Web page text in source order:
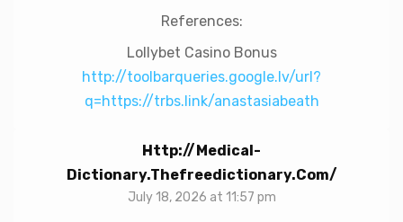
References:
Lollybet Casino Bonus
http://toolbarqueries.google.lv/url?
q=https://trbs.link/anastasiabeath
Http://medical-
Dictionary.thefreedictionary.com/
July 18, 2026 at 11:57 pm